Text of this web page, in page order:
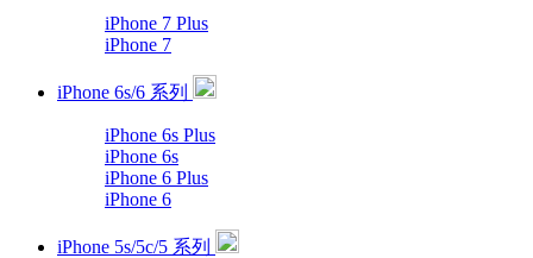
iPhone 7 Plus
iPhone 7
iPhone 6s/6 系列
iPhone 6s Plus
iPhone 6s
iPhone 6 Plus
iPhone 6
iPhone 5s/5c/5 系列